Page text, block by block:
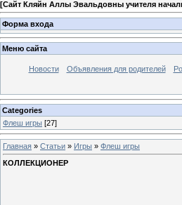
[Сайт Кляйн Аллы Эвальдовны учителя
Форма входа
Меню сайта
Новости Объявления для родителей
Categories
Флеш игры [27]
Главная » Статьи » Игры » Флеш игры
КОЛЛЕКЦИОНЕР